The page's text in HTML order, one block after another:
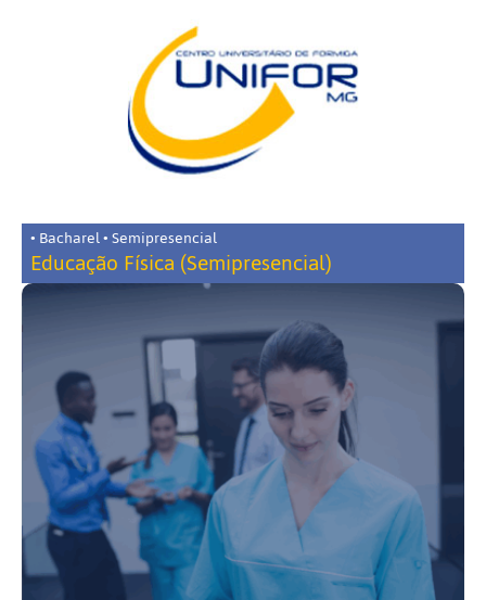
• Bacharel • Semipresencial
Educação Física (Semipresencial)